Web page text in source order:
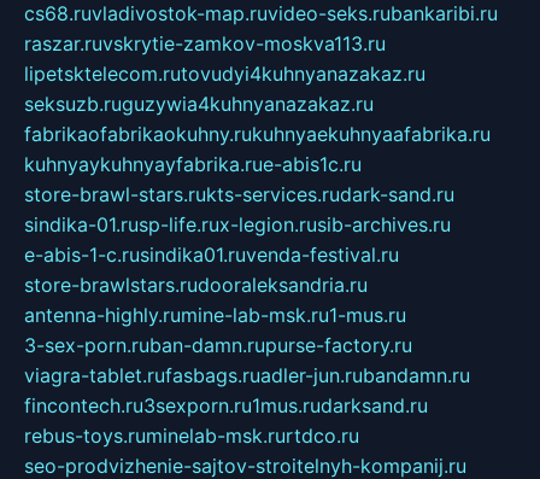
cs68.ruvladivostok-map.ruvideo-seks.rubankaribi.ru
raszar.ruvskrytie-zamkov-moskva113.ru
lipetsktelecom.rutovudyi4kuhnyanazakaz.ru
seksuzb.ruguzywia4kuhnyanazakaz.ru
fabrikaofabrikaokuhny.rukuhnyaekuhnyaafabrika.ru
kuhnyaykuhnyayfabrika.rue-abis1c.ru
store-brawl-stars.rukts-services.rudark-sand.ru
sindika-01.rusp-life.rux-legion.rusib-archives.ru
e-abis-1-c.rusindika01.ruvenda-festival.ru
store-brawlstars.rudooraleksandria.ru
antenna-highly.rumine-lab-msk.ru1-mus.ru
3-sex-porn.ruban-damn.rupurse-factory.ru
viagra-tablet.rufasbags.ruadler-jun.rubandamn.ru
fincontech.ru3sexporn.ru1mus.rudarksand.ru
rebus-toys.ruminelab-msk.rurtdco.ru
seo-prodvizhenie-sajtov-stroitelnyh-kompanij.ru